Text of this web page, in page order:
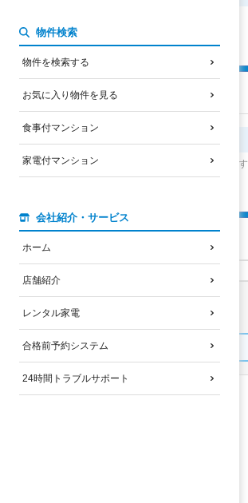
物件検索
物件を検索する
お気に入り物件を見る
食事付マンション
家電付マンション
会社紹介・サービス
ホーム
店舗紹介
レンタル家電
合格前予約システム
24時間トラブルサポート
5分以内
0.5万円単位でスライドできます
エリアを選択
※希望エリアが無い場合は未選択でOK
各エリアの解説を見る
南草津駅前